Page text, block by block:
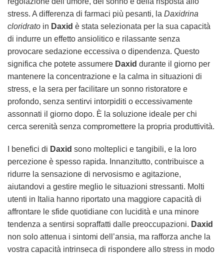
stress. A differenza di farmaci più pesanti, la Daxidrina
cloridrato in Daxid è stata selezionata per la sua capacità
di indurre un effetto ansiolitico e rilassante senza
provocare sedazione eccessiva o dipendenza. Questo
significa che potete assumere Daxid durante il giorno per
mantenere la concentrazione e la calma in situazioni di
stress, e la sera per facilitare un sonno ristoratore e
profondo, senza sentirvi intorpiditi o eccessivamente
assonnati il giorno dopo. È la soluzione ideale per chi
cerca serenità senza compromettere la propria produttività.
I benefici di Daxid sono molteplici e tangibili, e la loro
percezione è spesso rapida. Innanzitutto, contribuisce a
ridurre la sensazione di nervosismo e agitazione,
aiutandovi a gestire meglio le situazioni stressanti. Molti
utenti in Italia hanno riportato una maggiore capacità di
affrontare le sfide quotidiane con lucidità e una minore
tendenza a sentirsi sopraffatti dalle preoccupazioni. Daxid
non solo attenua i sintomi dell’ansia, ma rafforza anche la
vostra capacità intrinseca di rispondere allo stress in modo